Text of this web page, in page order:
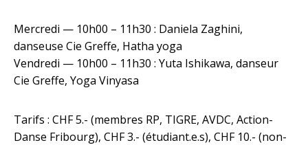
Mercredi — 10h00 – 11h30 : Daniela Zaghini,
danseuse Cie Greffe, Hatha yoga
Vendredi — 10h00 – 11h30 : Yuta Ishikawa, danseur
Cie Greffe, Yoga Vinyasa
Tarifs : CHF 5.- (membres RP, TIGRE, AVDC, Action-
Danse Fribourg), CHF 3.- (étudiant.e.s), CHF 10.- (non-